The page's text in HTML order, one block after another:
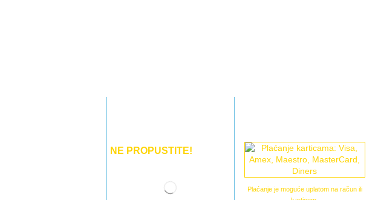
NE PROPUSTITE!
Plaćanje je moguće uplatom na račun ili